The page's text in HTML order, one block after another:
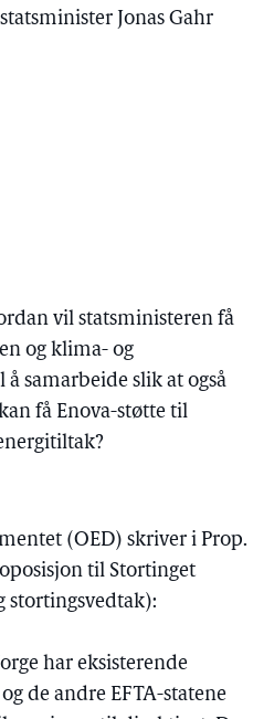
Jonas Gahr
vil statsministeren få
og klima- og
samarbeide slik at også
få Enova-støtte til
(OED) skriver i Prop.
til Stortinget
stortingsvedtak):
har eksisterende
de andre EFTA-statene